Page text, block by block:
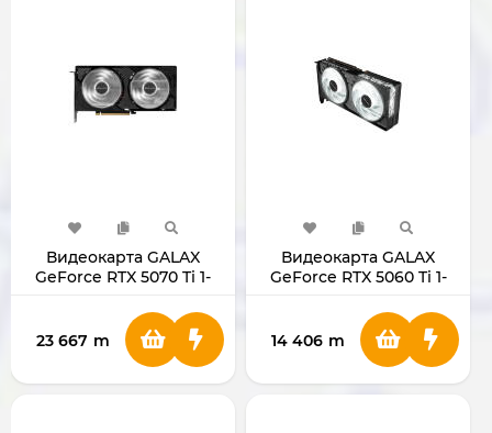
Видеокарта GALAX
GeForce RTX 5070 Ti 1-
256BIT GDDR7
23 667 m
Видеокарта GALAX
GeForce RTX 5060 Ti 1-
GDDR7
14 406 m